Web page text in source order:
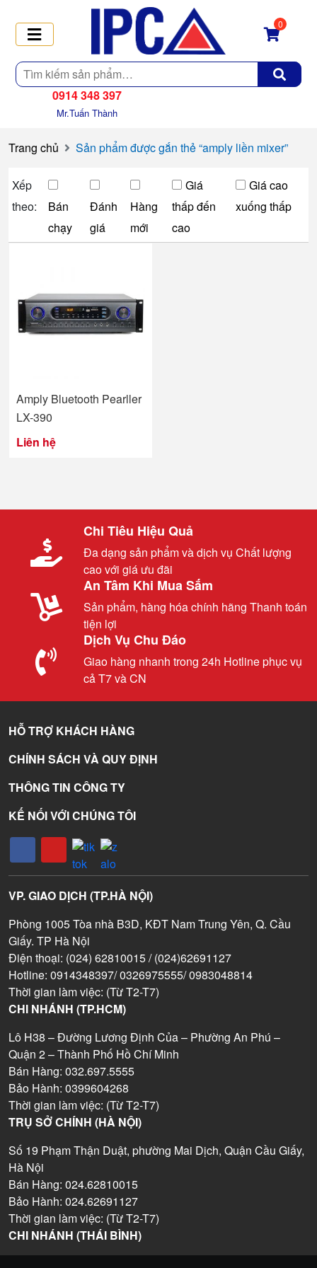
Tìm
kiếm
0
0914 348 397
Mr.Tuấn Thành
Trang chủ Sản phẩm được gắn thẻ “amply liền mixer”
Xếp
theo:
Bán
chạy
Đánh
giá
Hàng
mới
Giá
thấp đến
cao
Giá cao
xuống thấp
Amply Bluetooth Pearller
LX-390
Liên hệ
Chi Tiêu Hiệu Quả
Đa dạng sản phẩm và dịch vụ Chất lượng
cao với giá ưu đãi
An Tâm Khi Mua Sắm
Sản phẩm, hàng hóa chính hãng Thanh toán
tiện lợi
Dịch Vụ Chu Đáo
Giao hàng nhanh trong 24h Hotline phục vụ
cả T7 và CN
HỖ TRỢ KHÁCH HÀNG
CHÍNH SÁCH VÀ QUY ĐỊNH
THÔNG TIN CÔNG TY
KẾ NỐI VỚI CHÚNG TÔI
VP. GIAO DỊCH (TP.HÀ NỘI)
Phòng 1005 Tòa nhà B3D, KĐT Nam Trung Yên, Q. Cầu
Giấy. TP Hà Nội
Điện thoại: (024) 62810015 / (024)62691127
Hotline: 0914348397/ 0326975555/ 0983048814
Thời gian làm việc: (Từ T2-T7)
CHI NHÁNH (TP.HCM)
Lô H38 – Đường Lương Định Của – Phường An Phú –
Quận 2 – Thành Phố Hồ Chí Minh
Bán Hàng: 032.697.5555
Bảo Hành: 0399604268
Thời gian làm việc: (Từ T2-T7)
TRỤ SỞ CHÍNH (HÀ NỘI)
Số 19 Phạm Thận Duật, phường Mai Dịch, Quận Cầu Giấy,
Hà Nội
Bán Hàng: 024.62810015
Bảo Hành: 024.62691127
Thời gian làm việc: (Từ T2-T7)
CHI NHÁNH (THÁI BÌNH)